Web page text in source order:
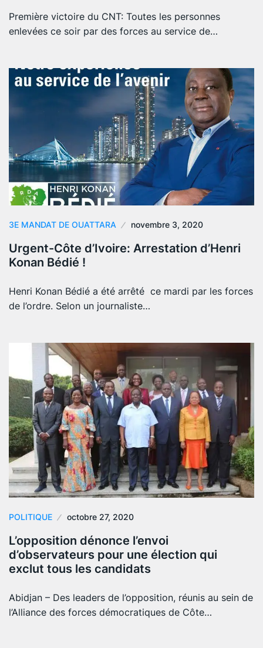
Première victoire du CNT: Toutes les personnes
enlevées ce soir par des forces au service de…
3E MANDAT DE OUATTARA novembre 3, 2020
Urgent-Côte d’Ivoire: Arrestation d’Henri
Konan Bédié !
Henri Konan Bédié a été arrêté ce mardi par les forces
de l’ordre. Selon un journaliste…
POLITIQUE octobre 27, 2020
L’opposition dénonce l’envoi
d’observateurs pour une élection qui
exclut tous les candidats
Abidjan – Des leaders de l’opposition, réunis au sein de
l’Alliance des forces démocratiques de Côte…